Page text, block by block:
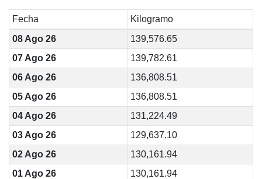
Fecha
Kilogramo
08 Ago 26
139,576.65
07 Ago 26
139,782.61
06 Ago 26
136,808.51
05 Ago 26
136,808.51
04 Ago 26
131,224.49
03 Ago 26
129,637.10
02 Ago 26
130,161.94
01 Ago 26
130,161.94